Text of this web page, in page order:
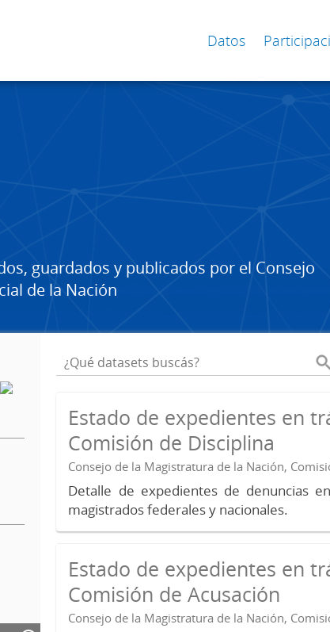
Datos
guardados y publicados por el Consejo
de la Nación
Estado de expedientes en
Comisión de Disciplina
Consejo de la Magistratura de la Nación,
Detalle de expedientes de denuncias
magistrados federales y nacionales.
Estado de expedientes en
Comisión de Acusación
Consejo de la Magistratura de la Nación,